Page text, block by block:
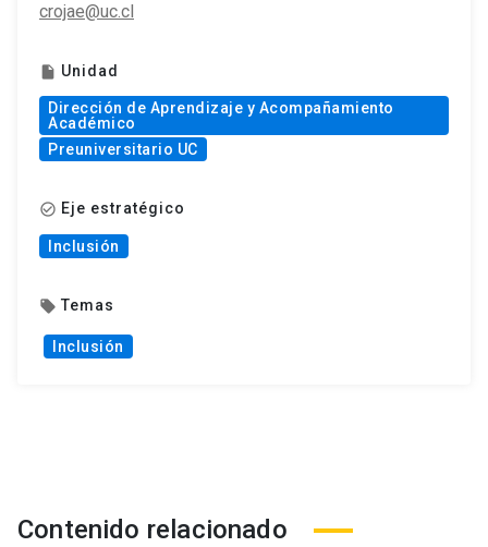
crojae@uc.cl
insert_drive_file Unidad
Dirección de Aprendizaje y Acompañamiento
Académico
Preuniversitario UC
check_circle_outline Eje estratégico
Inclusión
local_offer Temas
Inclusión
Contenido relacionado